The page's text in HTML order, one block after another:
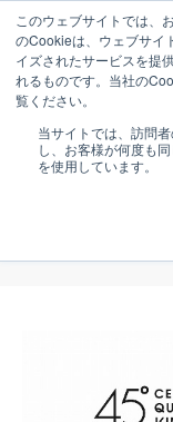
このウェブサイトでは、
のCookieは、ウェブサイ
イズされたサービスを提
れるものです。当社の
覧ください。
当サイトでは、訪問
し、お客様が何度も
を使用しています。
2010年9月
「CENT